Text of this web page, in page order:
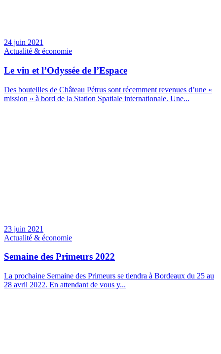
24 juin 2021
Actualité & économie
Le vin et l’Odyssée de l’Espace
Des bouteilles de Château Pétrus sont récemment revenues d’une «
mission » à bord de la Station Spatiale internationale. Une...
23 juin 2021
Actualité & économie
Semaine des Primeurs 2022
La prochaine Semaine des Primeurs se tiendra à Bordeaux du 25 au
28 avril 2022. En attendant de vous y...